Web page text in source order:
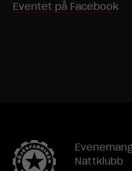
Eventet på Facebook
Evenemang
Nattklubb